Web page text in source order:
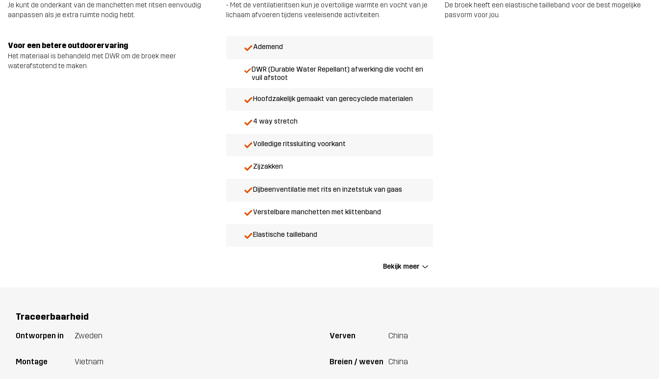
Je kunt de onderkant van de manchetten met ritsen eenvoudig
aanpassen als je extra ruimte nodig hebt.
- Met de ventilatieritsen kun je overtollige warmte en vocht van je
lichaam afvoeren tijdens veeleisende activiteiten.
De broek heeft een elastische tailleband voor de best mogelijke
pasvorm voor jou.
Voor een betere outdoorervaring
Het materiaal is behandeld met DWR om de broek meer
waterafstotend te maken.
Ademend
DWR (Durable Water Repellant) afwerking die vocht en
vuil afstoot
Hoofdzakelijk gemaakt van gerecyclede materialen
4 way stretch
Volledige ritssluiting voorkant
Zijzakken
Dijbeenventilatie met rits en inzetstuk van gaas
Verstelbare manchetten met klittenband
Elastische tailleband
Bekijk meer
Traceerbaarheid
Ontworpen in Zweden
Montage Vietnam
Verven China
Breien / weven China